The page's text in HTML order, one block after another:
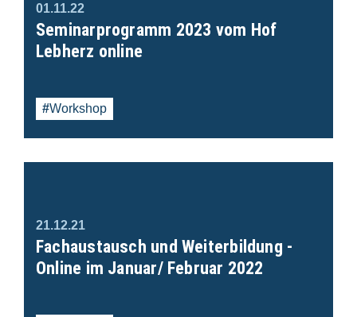
01.11.22
Seminarprogramm 2023 vom Hof
Lebherz online
Workshop
21.12.21
Fachaustausch und Weiterbildung -
Online im Januar/ Februar 2022